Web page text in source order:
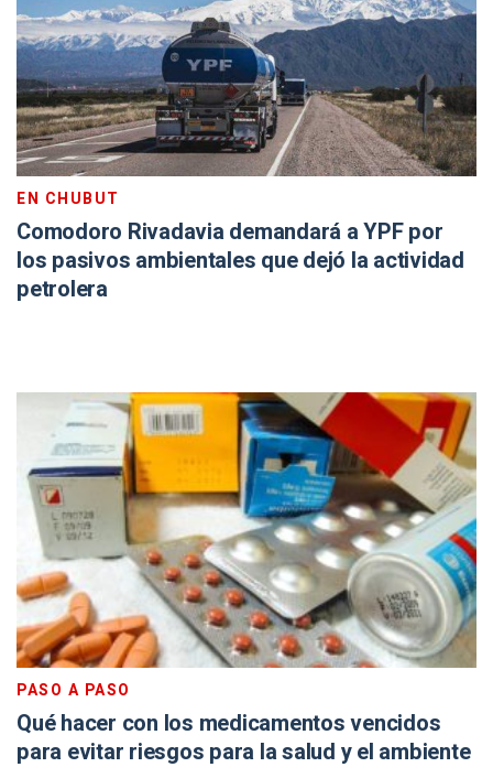
EN CHUBUT
Comodoro Rivadavia demandará a YPF por
los pasivos ambientales que dejó la actividad
petrolera
PASO A PASO
Qué hacer con los medicamentos vencidos
para evitar riesgos para la salud y el ambiente